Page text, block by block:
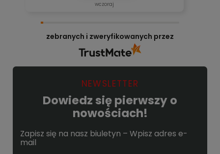
wczoraj
zebranych i zweryfikowanych przez
NEWSLETTER
Dowiedz się pierwszy o
nowościach!
Zapisz się na nasz biuletyn – Wpisz adres e-
mail